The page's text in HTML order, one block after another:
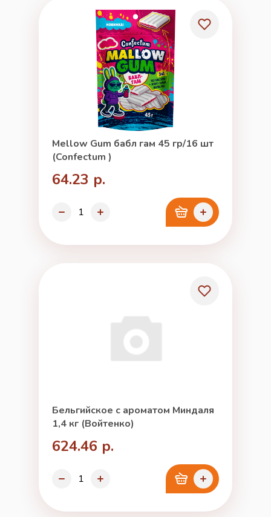
Mellow Gum бабл гам 45 гр/16 шт
(Confectum )
64.23 р.
Бельгийское с ароматом Миндаля
1,4 кг (Войтенко)
624.46 р.